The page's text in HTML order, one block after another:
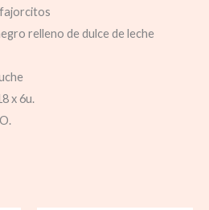
relleno de dulce de leche
x 6u.